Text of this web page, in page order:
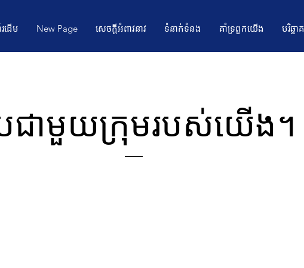
ដើម New Page សេចក្តីអំពាវនាវ ទំនាក់ទំនង គាំទ្រពួកយើង បរិឆ្ចាគ
ជាមួយក្រុមរបស់យើង។